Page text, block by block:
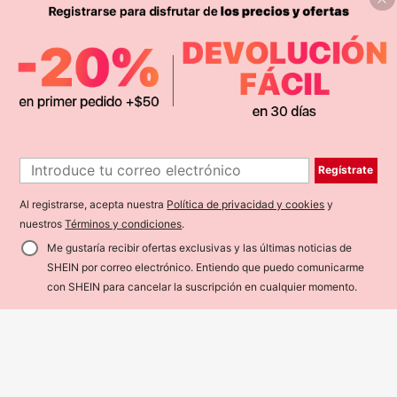
Ahorro de $0.80
on elementos de estrella de mar y c
oncha, elegantes y de moda, aptos
para uso diario durante todo el año
#2 Más vendidos en Oro Pendientes colgantes de mujer
1.20 -40% ¡Últimos 2 días
13
LMoss Kids
SHEIN LMoss Kids 3 piezas Camise
tas de punto casual de cuello redon
do para niña bebé, adorables con e
1
Regístrate
Al registrarse, acepta nuestra Política de privacidad y cookies y
nuestrosTérminos y condiciones.
Me gustaría recibir ofertas exclusivas y las últimas noticias de
SHEIN por correo electrónico. Entiendo que puedo comunicarme
con SHEIN para cancelar la suscripción en cualquier momento.